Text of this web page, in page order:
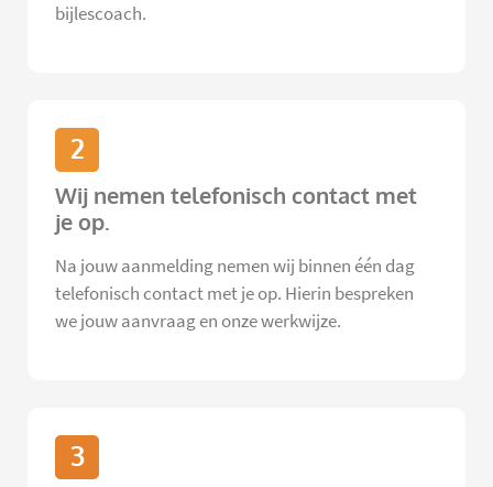
bijlescoach.
2
Wij nemen telefonisch contact met
je op.
Na jouw aanmelding nemen wij binnen één dag
telefonisch contact met je op. Hierin bespreken
we jouw aanvraag en onze werkwijze.
3